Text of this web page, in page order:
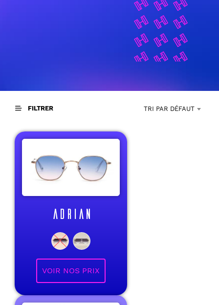
FILTRER TRI PAR DÉFAUT
ADRIAN
VOIR NOS PRIX